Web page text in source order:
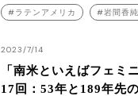
ラテンアメリカ 岩間香純
2023/7/14
「南米といえばフェミ
17回：53年と189年先